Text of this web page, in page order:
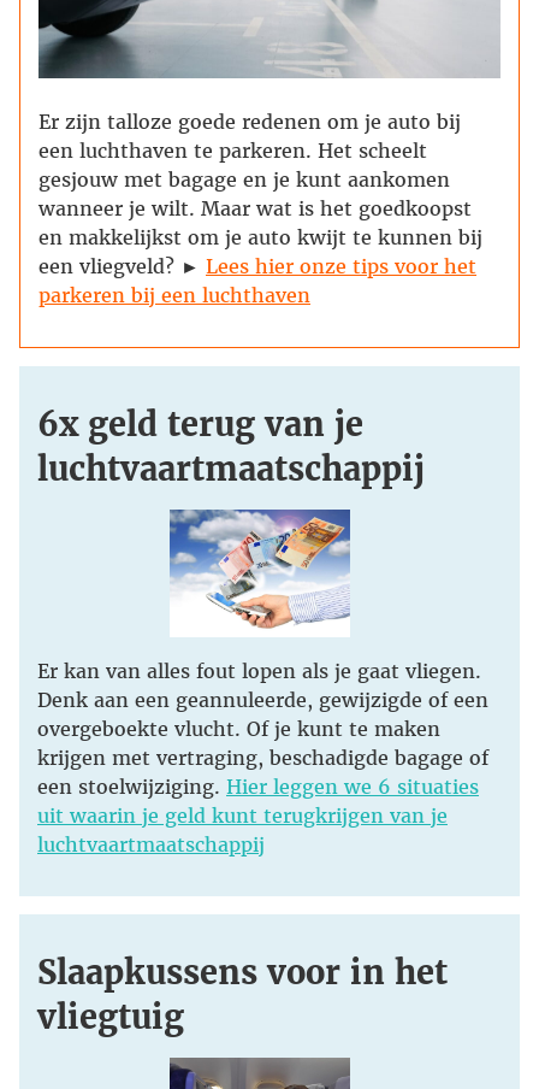
Er zijn talloze goede redenen om je auto bij
een luchthaven te parkeren. Het scheelt
gesjouw met bagage en je kunt aankomen
wanneer je wilt. Maar wat is het goedkoopst
en makkelijkst om je auto kwijt te kunnen bij
een vliegveld? ► Lees hier onze tips voor het
parkeren bij een luchthaven
6x geld terug van je
luchtvaartmaatschappij
Er kan van alles fout lopen als je gaat vliegen.
Denk aan een geannuleerde, gewijzigde of een
overgeboekte vlucht. Of je kunt te maken
krijgen met vertraging, beschadigde bagage of
een stoelwijziging. Hier leggen we 6 situaties
uit waarin je geld kunt terugkrijgen van je
luchtvaartmaatschappij
Slaapkussens voor in het
vliegtuig